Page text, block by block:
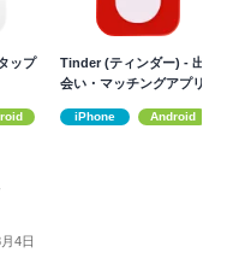
ップ
Tinder (ティンダー) - 出
会い・マッチングアプリ
iPhone Android
4日